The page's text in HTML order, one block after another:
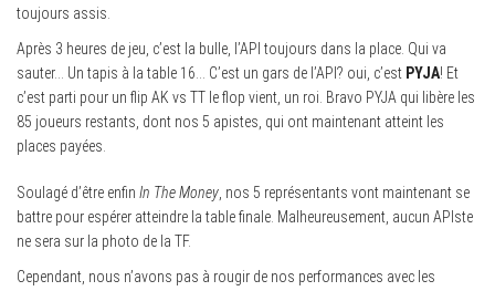
toujours assis.
Après 3 heures de jeu, c’est la bulle, l’API toujours dans la place. Qui va
sauter… Un tapis à la table 16… C’est un gars de l’API? oui, c’est PYJA! Et
c’est parti pour un flip AK vs TT le flop vient, un roi. Bravo PYJA qui libère les
85 joueurs restants, dont nos 5 apistes, qui ont maintenant atteint les
places payées.
Soulagé d’être enfin In The Money , nos 5 représentants vont maintenant se
battre pour espérer atteindre la table finale. Malheureusement, aucun APIste
ne sera sur la photo de la TF.
Cependant, nous n’avons pas à rougir de nos performances avec les